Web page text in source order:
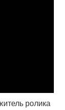
ролика